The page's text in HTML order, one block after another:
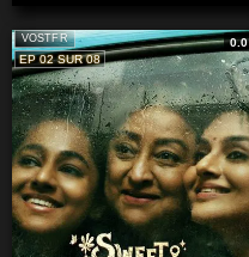
VOSTFR
0.0
EP 02 SUR 08